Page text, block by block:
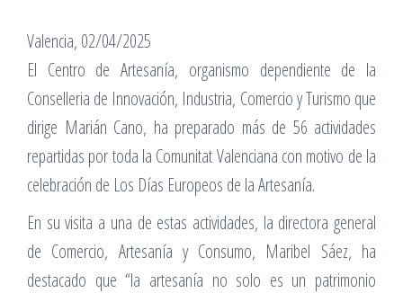
Valencia, 02/04/2025
El Centro de Artesanía, organismo dependiente de la
Conselleria de Innovación, Industria, Comercio y Turismo que
dirige Marián Cano, ha preparado más de 56 actividades
repartidas por toda la Comunitat Valenciana con motivo de la
celebración de Los Días Europeos de la Artesanía.
En su visita a una de estas actividades, la directora general
de Comercio, Artesanía y Consumo, Maribel Sáez, ha
destacado que “la artesanía no solo es un patrimonio